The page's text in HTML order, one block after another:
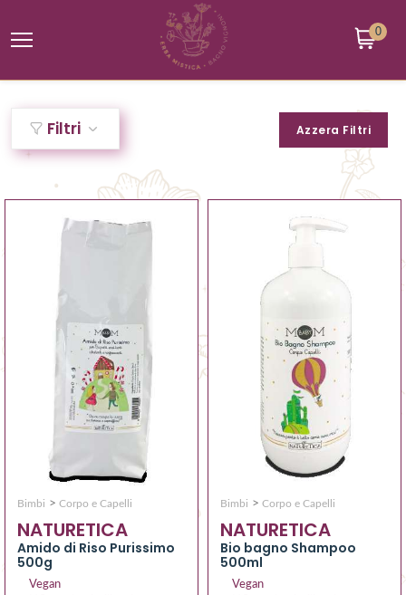
0
Filtri Azzera Filtri
Bimbi > Corpo e Capelli
NATURETICA
Amido di Riso Purissimo
500g
Vegan
Bimbi > Corpo e Capelli
NATURETICA
Bio bagno Shampoo
500ml
Vegan